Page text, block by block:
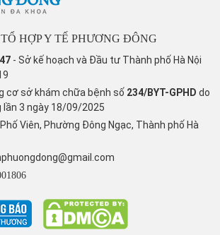
HỢP Y TẾ PHƯƠNG ĐÔNG
- Sở kế hoạch và Đầu tư Thành phố Hà Nội
cơ sở khám chữa bệnh số 234/BYT-GPHD do
lần 3 ngày 18/09/2025
Viên, Phường Đông Ngạc, Thành phố Hà